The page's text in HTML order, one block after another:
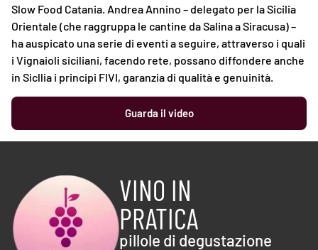
Slow Food Catania. Andrea Annino – delegato per la Sicilia
Orientale (che raggruppa le cantine da Salina a Siracusa) –
ha auspicato una serie di eventi a seguire, attraverso i quali
i Vignaioli siciliani, facendo rete, possano diffondere anche
in Sicllia i principi FIVI, garanzia di qualità e genuinità.
Guarda il video
VINO IN
PRATICA
pillole di degustazione